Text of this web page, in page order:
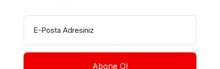
E-Posta Adresiniz